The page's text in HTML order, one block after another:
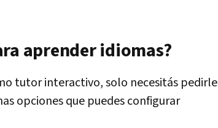
aprender idiomas?
tutor interactivo, solo necesitás pedirle
opciones que puedes configurar